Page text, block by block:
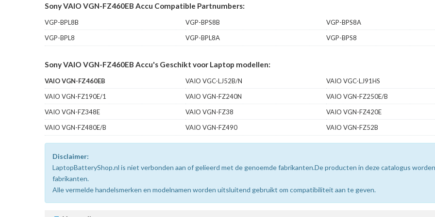
Sony VAIO VGN-FZ460EB Accu Compatible Partnumbers:
VGP-BPL8B VGP-BPS8B
VGP-BPS8A
VGP-BPL8
VGP-BPL8A VGP-BPS8
Sony VAIO VGN-FZ460EB Accu's Geschikt voor Laptop modellen:
VAIO VGN-FZ460EB VAIO VGC-LJ52B/N
VAIO VGC-LJ91HS
VAIO VGN-FZ190E/1
VAIO VGN-FZ240N
VAIO VGN-FZ250E/B
VAIO VGN-FZ348E
VAIO VGN-FZ38
VAIO VGN-FZ420E
VAIO VGN-FZ480E/B
VAIO VGN-FZ490 VAIO VGN-FZ52B
Disclaimer:
LaptopBatteryShop.nl is niet verbonden aan of gelieerd met de genoemde fabrikanten.De producten in deze catalogus
fabrikanten.
Alle vermelde handelsmerken en modelnamen worden uitsluitend gebruikt om compatibiliteit aan te geven.